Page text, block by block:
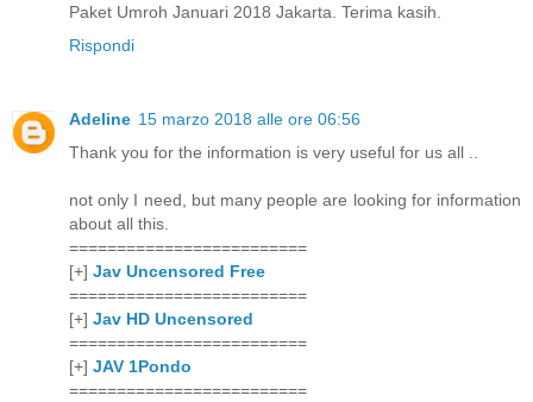
Paket Umroh Januari 2018 Jakarta. Terima kasih.
Rispondi
Adeline 15 marzo 2018 alle ore 06:56
Thank you for the information is very useful for us all ..
not only I need, but many people are looking for information
about all this.
=========================
[+] Jav Uncensored Free
=========================
[+] Jav HD Uncensored
=========================
[+] JAV 1Pondo
=========================